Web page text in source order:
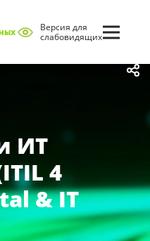
Версия для
слабовидящих
ИТ
4
& IT